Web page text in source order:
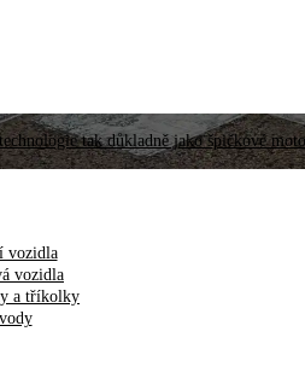
tak důkladně jako špičkové
vozidla
vozidla
a tříkolky